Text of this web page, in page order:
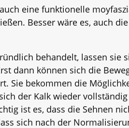
eine funktionelle
Besser wäre es, auch
behandelt, lassen sie
dann können sich die
Sie bekommen die
der Kalk wieder
ist es, dass die Sehnen
sich nach der